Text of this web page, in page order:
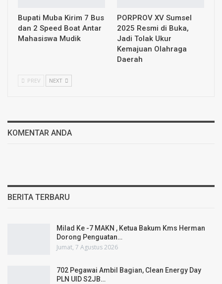
Bupati Muba Kirim 7 Bus
dan 2 Speed Boat Antar
Mahasiswa Mudik
PORPROV XV Sumsel
2025 Resmi di Buka,
Jadi Tolak Ukur
Kemajuan Olahraga
Daerah
PREV NEXT
KOMENTAR ANDA
BERITA TERBARU
Milad Ke -7 MAKN , Ketua Bakum Kms Herman
Dorong Penguatan…
Jumat, 7 Agustus 2026
702 Pegawai Ambil Bagian, Clean Energy Day
PLN UID S2JB…